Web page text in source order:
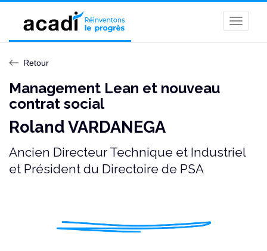
Toggle
Retour
Management Lean et nouveau
contrat social
Roland VARDANEGA
Ancien Directeur Technique et Industriel
et Président du Directoire de PSA